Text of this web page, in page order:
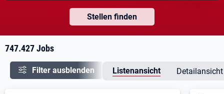
Stellen finden
747.427 Jobs
Filter ausblenden Listenansicht Detailansicht